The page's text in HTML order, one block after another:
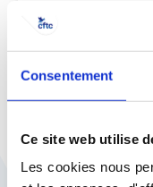
Consentement
Ce site web utilise
Les cookies nous
Français qui
acte.
entreprises,
organisations